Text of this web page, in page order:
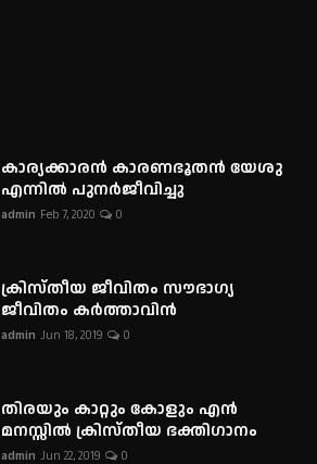
കാര്യക്കാരൻ കാരണഭൂതൻ യേശു
എന്നിൽ പുനർജീവിച്ചു
admin Feb 7, 2020 0
ക്രിസ്തീയ ജീവിതം സൗഭാഗ്യ
ജീവിതം കർത്താവിൻ
admin Jun 18, 2019 0
തിരയും കാറ്റും കോളും എൻ
മനസ്സിൽ ക്രിസ്തീയ ഭക്തിഗാനം
admin Jun 22, 2019 0